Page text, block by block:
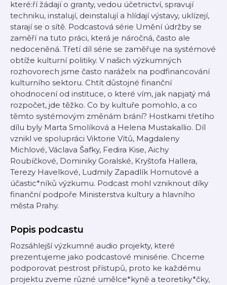
které:ří žádají o granty, vedou účetnictví, spravují
techniku, instalují, deinstalují a hlídají výstavy, uklízejí,
starají se o sítě. Podcastová série Umění údržby se
zaměří na tuto práci, která je náročná, často ale
nedoceněná. Třetí díl série se zaměřuje na systémové
obtíže kulturní politiky. V našich výzkumných
rozhovorech jsme často naráželx na podfinancování
kulturního sektoru. Chtít důstojné finanční
ohodnocení od instituce, o které vím, jak napjatý má
rozpočet, jde těžko. Co by kultuře pomohlo, a co
těmto systémovým změnám brání? Hostkami třetího
dílu byly Marta Smolíková a Helena Mustakallio. Díl
vznikl ve spolupráci Viktorie Vítů, Magdaleny
Michlové, Václava Šafky, Fedira Kise, Aichy
Roubíčkové, Dominiky Goralské, Kryštofa Hallera,
Terezy Havelkové, Ludmily Zapadlík Homutové a
účastic*níků výzkumu. Podcast mohl vzniknout díky
finanční podpoře Ministerstva kultury a hlavního
města Prahy.
Popis podcastu
Rozsáhlejší výzkumné audio projekty, které
prezentujeme jako podcastové minisérie. Chceme
podporovat pestrost přístupů, proto ke každému
projektu zveme různé umělce*kyně a teoretiky*čky,